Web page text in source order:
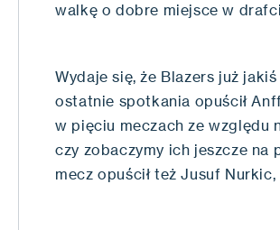
walkę o dobre miejsce w
Wydaje się, że Blazers już
ostatnie spotkania opuścił
w pięciu meczach ze względu
czy zobaczymy ich jeszcze
mecz opuścił też Jusuf